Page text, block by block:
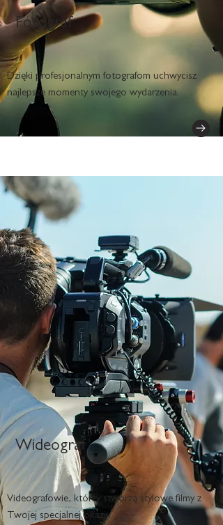
Fotograf
Dzięki profesjonalnym fotografom uchwycisz
najlepsze momenty swojego wydarzenia.
Wideograf
Videografowie, którzy stworzą stylowe filmy z
Twojej specjalnej okazji.